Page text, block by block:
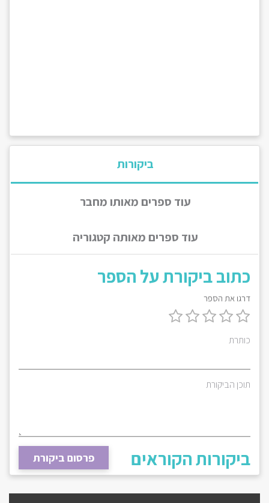
ביקורות
עוד ספרים מאותו מחבר
עוד ספרים מאותה קטגוריה
כתוב ביקורת על הספר
דרגו את הספר
כותרת
תוכן הביקורת
פרסום ביקורת ביקורות הקוראים